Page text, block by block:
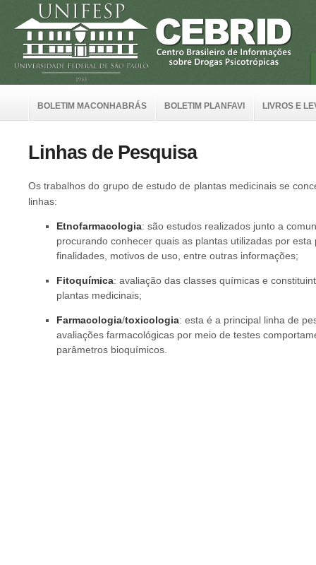
BOLETIM MACONHABRÁS BOLETIM PLANFAVI LIVROS E
Linhas de Pesquisa
Os trabalhos do grupo de estudo de plantas medicinais se
linhas:
Etnofarmacologia: são estudos realizados junto a
procurando conhecer quais as plantas utilizadas por
finalidades, motivos de uso, entre outras informações;
Fitoquímica: avaliação das classes químicas e
plantas medicinais;
Farmacologia/toxicologia: esta é a principal linha de
avaliações farmacológicas por meio de testes
parâmetros bioquímicos.